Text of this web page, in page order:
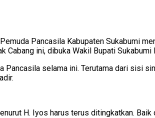
Pancasila Kabupaten Sukabumi
Cabang ini, dibuka Wakil Bupati Sukabumi
Pancasila selama ini. Terutama dari sisi
H. Iyos harus terus ditingkatkan.